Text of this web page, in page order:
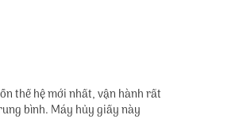
thế hệ mới nhất, vận hành rất
bình. Máy hủy giấy này